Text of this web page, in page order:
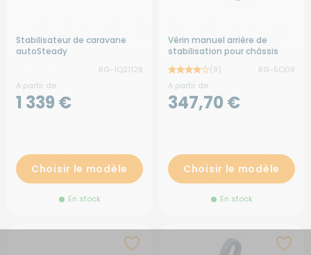
Stabilisateur de caravane
autoSteady
RG-1Q21128
A partir de :
1 339 €
Choisir le modèle
En stock
Vérin manuel arrière de
stabilisation pour châssis
(9)
RG-5Q09
A partir de :
347,70 €
Choisir le modèle
En stock